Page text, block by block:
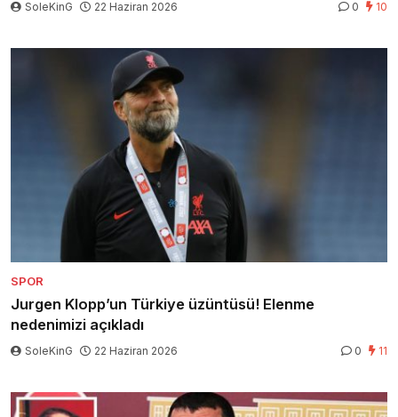
SoleKinG 22 Haziran 2026 0 10
SPOR
Jurgen Klopp’un Türkiye üzüntüsü! Elenme
nedenimizi açıkladı
SoleKinG 22 Haziran 2026 0 11